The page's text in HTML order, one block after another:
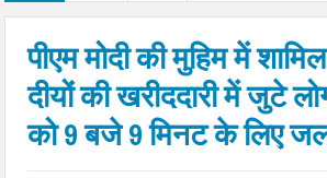
पीएम मोदी की मुहिम में
दीयों की खरीददारी में जुटे
को 9 बजे 9 मिनट के लिए